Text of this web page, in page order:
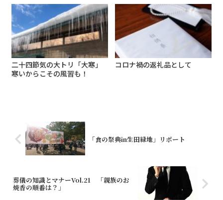
二十四節気の大トリ「大寒」
寒いからこその風習も！
コロナ禍の返礼品として
「食の祭典in生田緑地」リポート
葬儀の知識とマナーVol.21 「親族のお
焼香の順番は？」